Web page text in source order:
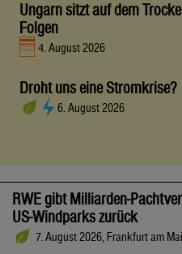
Ungarn sitzt auf dem
Folgen
4. August 2026
Droht uns eine Stromkrise?
6. August 2026
RWE gibt Milliarden-
US-Windparks zurück
7. August 2026, Frankfurt am